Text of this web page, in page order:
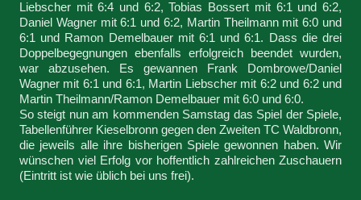
Liebscher mit 6:4 und 6:2, Tobias Bossert mit 6:1 und 6:2,
Daniel Wagner mit 6:1 und 6:2, Martin Theilmann mit 6:0 und
6:1 und Ramon Demelbauer mit 6:1 und 6:1. Dass die drei
Doppelbegegnungen ebenfalls erfolgreich beendet wurden,
war abzusehen. Es gewannen Frank Dombrowe/Daniel
Wagner mit 6:1 und 6:1, Martin Liebscher mit 6:2 und 6:2 und
Martin Theilmann/Ramon Demelbauer mit 6:0 und 6:0.
So steigt nun am kommenden Samstag das Spiel der Spiele,
Tabellenführer Kieselbronn gegen den Zweiten TC Waldbronn,
die jeweils alle ihre bisherigen Spiele gewonnen haben. Wir
wünschen viel Erfolg vor hoffentlich zahlreichen Zuschauern
(Eintritt ist wie üblich bei uns frei).